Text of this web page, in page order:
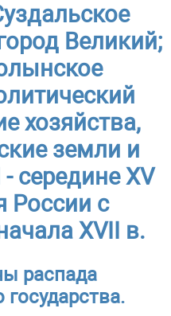
Великий;
хозяйства,
земли и
середине XV
России с
XVII в.
распада